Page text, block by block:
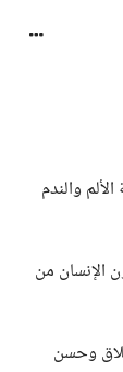
والندم
الإنسان من
وحسن